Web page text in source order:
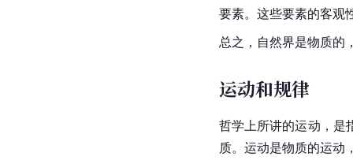
要素。这些要素的客观
总之，自然界是物质的
运动和规律
哲学上所讲的运动，是
质。运动是物质的运动